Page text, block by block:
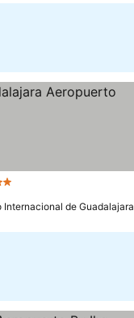
Internacional de Guadalajara